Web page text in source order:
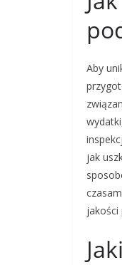
Aby
jak
jakości